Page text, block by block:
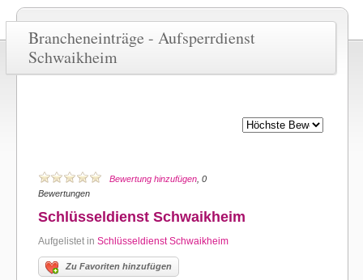
Brancheneinträge - Aufsperrdienst
Schwaikheim
Bewertung hinzufügen , 0
Bewertungen
Schlüsseldienst Schwaikheim
Aufgelistet in Schlüsseldienst Schwaikheim
Zu Favoriten hinzufügen